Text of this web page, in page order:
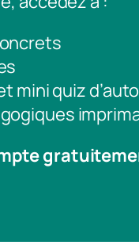
mini quiz